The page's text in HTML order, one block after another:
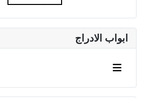
ابواب الادراج